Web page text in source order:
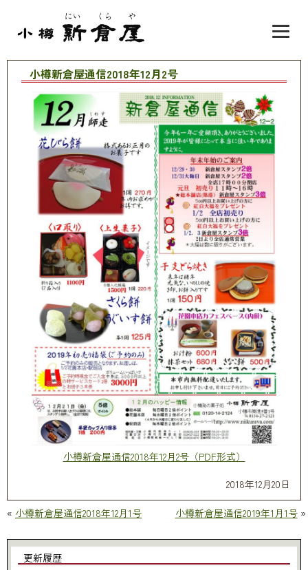
小樽新倉屋通信2018年12月2号
小樽新倉屋通信2018年12月2号（PDF形式）
2018年12月20日
« 小樽新倉屋通信2018年12月1号 小樽新倉屋通信2019年1月1号»
更新履歴